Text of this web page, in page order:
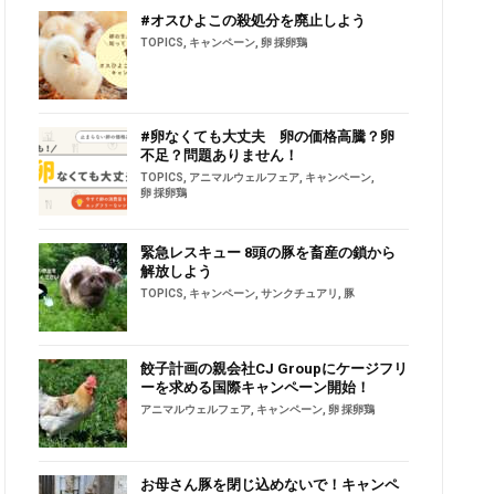
#オスひよこの殺処分を廃止しよう
TOPICS キャンペーン 卵 採卵鶏
#卵なくても大丈夫 卵の価格高騰？卵
不足？問題ありません！
TOPICS アニマルウェルフェア キャンペーン
卵 採卵鶏
緊急レスキュー 8頭の豚を畜産の鎖から
解放しよう
TOPICS キャンペーン ,サンクチュアリ 豚
餃子計画の親会社CJ Groupにケージフリ
ーを求める国際キャンペーン開始！
アニマルウェルフェア キャンペーン 卵 採卵鶏
お母さん豚を閉じ込めないで！キャンペ